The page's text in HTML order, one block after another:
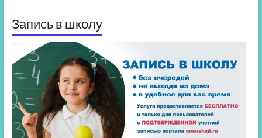
Запись в школу